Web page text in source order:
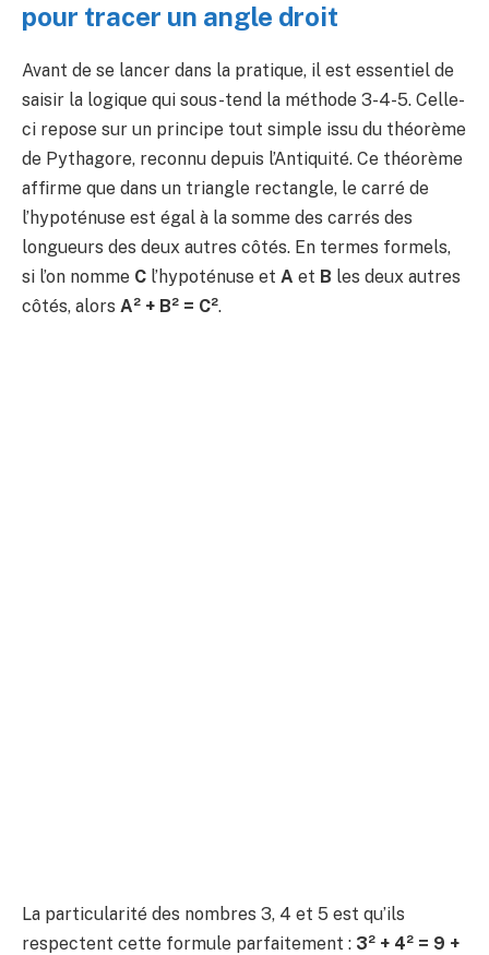
pour tracer un angle droit
Avant de se lancer dans la pratique, il est essentiel de
saisir la logique qui sous-tend la méthode 3-4-5. Celle-
ci repose sur un principe tout simple issu du théorème
de Pythagore, reconnu depuis l’Antiquité. Ce théorème
affirme que dans un triangle rectangle, le carré de
l’hypoténuse est égal à la somme des carrés des
longueurs des deux autres côtés. En termes formels,
si l’on nomme C l’hypoténuse et A et B les deux autres
côtés, alors A² + B² = C².
La particularité des nombres 3, 4 et 5 est qu’ils
respectent cette formule parfaitement : 3² + 4² = 9 +